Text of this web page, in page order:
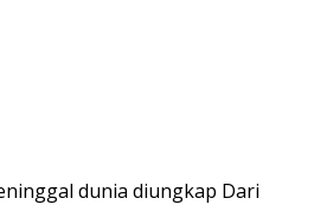
dunia diungkap Dari